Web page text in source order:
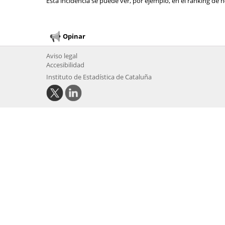
Opinar
Aviso legal
Accesibilidad
Instituto de Estadística de Cataluña